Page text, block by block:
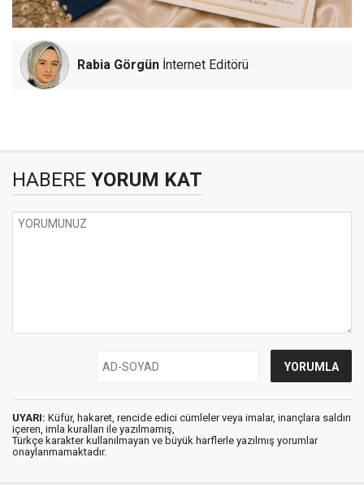
Rabia Görgün İnternet Editörü
HABERE YORUM KAT
UYARI: Küfür, hakaret, rencide edici cümleler veya imalar, inançlara saldırı
içeren, imla kuralları ile yazılmamış,
Türkçe karakter kullanılmayan ve büyük harflerle yazılmış yorumlar
onaylanmamaktadır.